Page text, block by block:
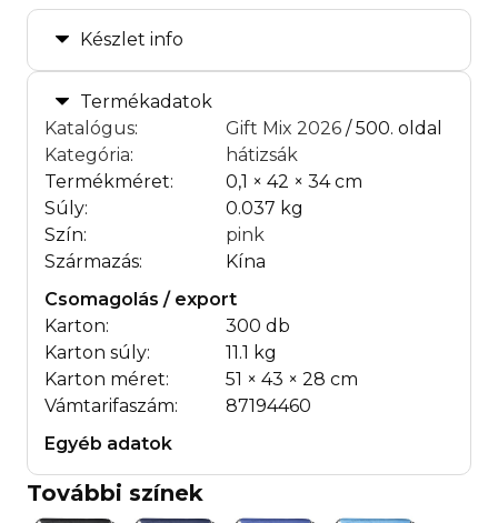
Készlet info
Termékadatok
Katalógus: Gift Mix 2026 / 500. oldal
Kategória:
hátizsák
Termékméret:
0,1 × 42 × 34 cm
Súly:
0.037 kg
Szín:
pink
Származás:
Kína
Csomagolás / export
Karton:
300 db
Karton súly:
11.1 kg
Karton méret:
51 × 43 × 28 cm
Vámtarifaszám:
87194460
Egyéb adatok
További színek